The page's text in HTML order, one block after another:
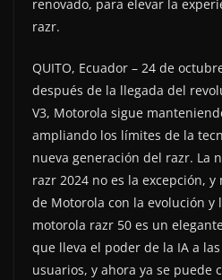
renovado, para elevar la
razr.
QUITO, Ecuador – 24 de
después de la llegada del
V3, Motorola sigue
ampliando los límites de la
nueva generación del razr. La
razr 2024 no es la excepción,
de Motorola con la evolución y
motorola razr 50 es un
que lleva el poder de la IA a
usuarios, y ahora ya se puede